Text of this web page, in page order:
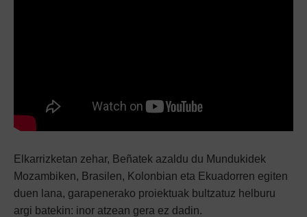
Elkarrizketan zehar, Beñatek azaldu du Mundukidek
Mozambiken, Brasilen, Kolonbian eta Ekuadorren egiten
duen lana, garapenerako proiektuak bultzatuz helburu
argi batekin: inor atzean gera ez dadin.